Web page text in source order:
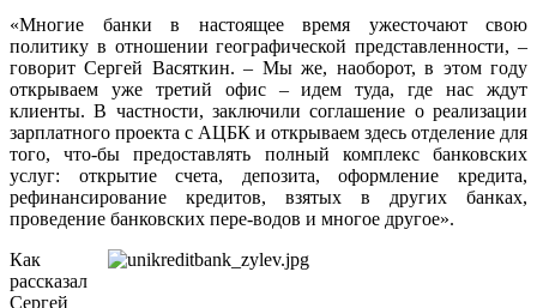
«Многие банки в настоящее время ужесточают свою
политику в отношении географической представленности, –
говорит Сергей Васяткин. – Мы же, наоборот, в этом году
открываем уже третий офис – идем туда, где нас ждут
клиенты. В частности, заключили соглашение о реализации
зарплатного проекта с АЦБК и открываем здесь отделение для
того, что-бы предоставлять полный комплекс банковских
услуг: открытие счета, депозита, оформление кредита,
рефинансирование кредитов, взятых в других банках,
проведение банковских пере-водов и многое другое».
Как
рассказал
Сергей